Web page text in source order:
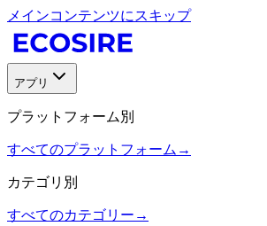
メインコンテンツにスキップ
アプリ
プラットフォーム別
すべてのプラットフォーム →
カテゴリ別
すべてのカテゴリー →